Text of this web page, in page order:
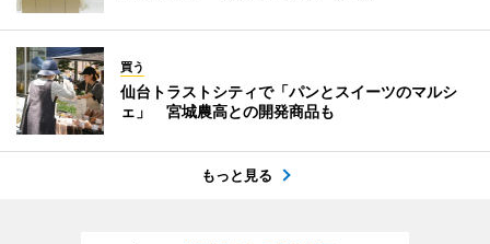
買う
仙台トラストシティで「パンとスイーツのマルシ
ェ」 宮城農高との開発商品も
もっと見る